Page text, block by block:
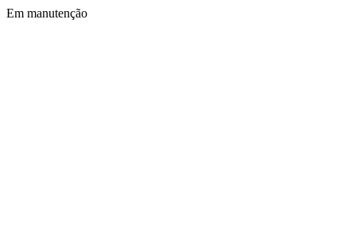
Em manutenção